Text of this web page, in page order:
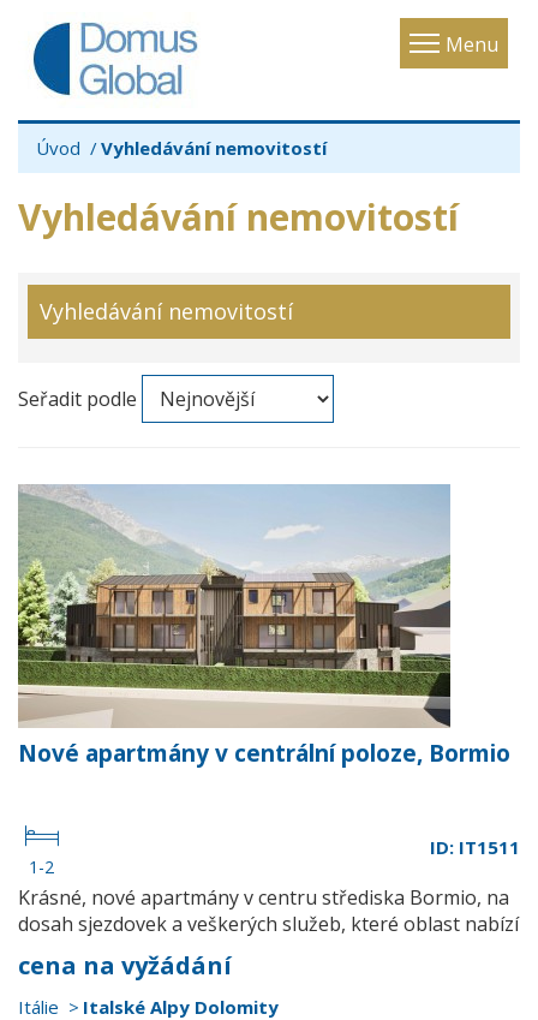
Menu
Toggle
Úvod Vyhledávání nemovitostí
Vyhledávání nemovitostí
Vyhledávání nemovitostí
Seřadit podle
Nové apartmány v centrální poloze, Bormio
1-2
ID: IT1511
Krásné, nové apartmány v centru střediska Bormio, na
dosah sjezdovek a veškerých služeb, které oblast nabízí
cena na vyžádání
Itálie Italské Alpy Dolomity